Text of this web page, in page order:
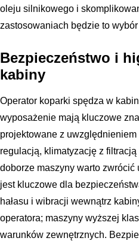
oleju silnikowego i
zastosowaniach będzie to
Bezpieczeństwo i
kabiny
Operator koparki spędza w
wyposażenie mają kluczowe
projektowane z
regulacją, klimatyzację z
doborze maszyny warto
jest kluczowe dla
hałasu i wibracji wewnątrz
operatora; maszyny wyższej
warunków zewnętrznych.